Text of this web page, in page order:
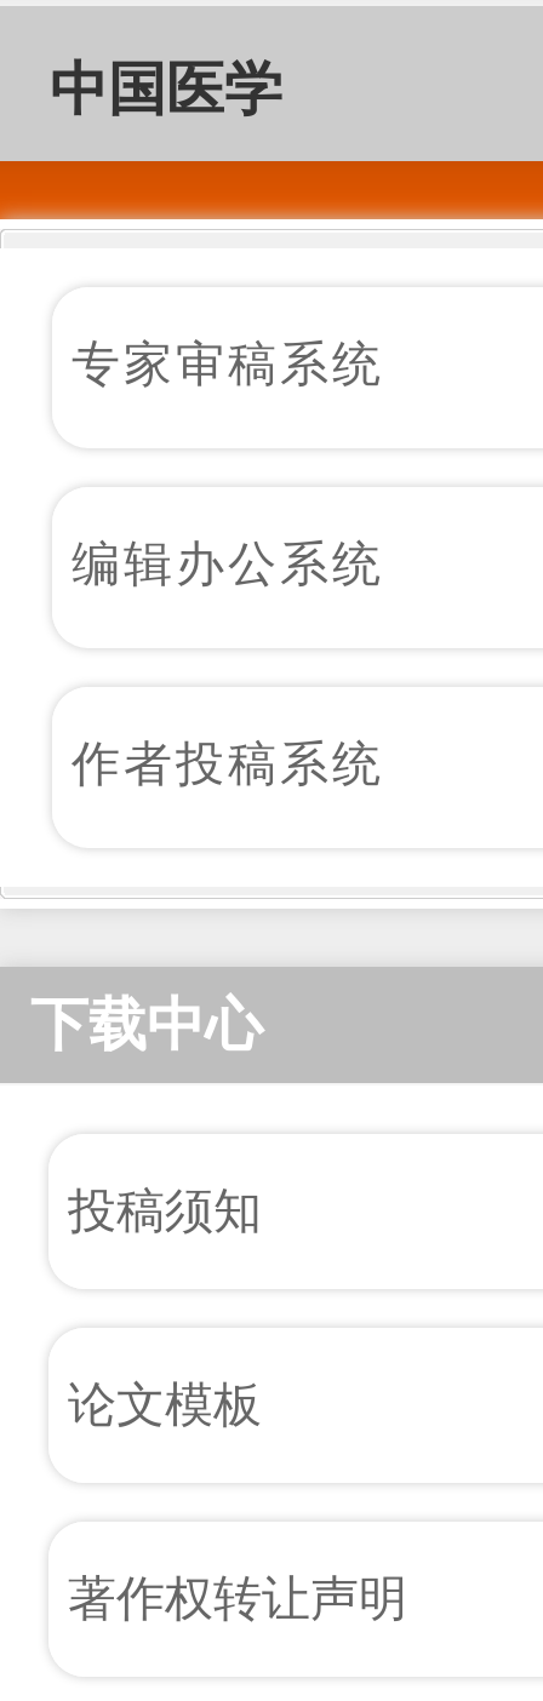
中国医学
前沿杂志
（电子
版）
专家审稿系统
编辑办公系统
作者投稿系统
下载中心
投稿须知
论文模板
著作权转让声明